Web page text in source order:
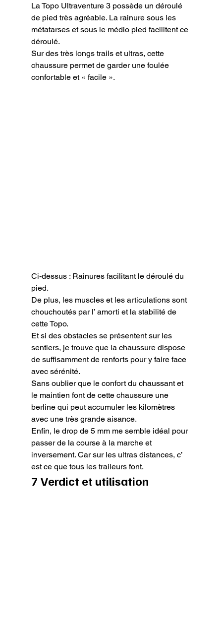
La Topo Ultraventure 3 possède un déroulé
de pied très agréable. La rainure sous les
métatarses et sous le médio pied facilitent ce
déroulé.
Sur des très longs trails et ultras, cette
chaussure permet de garder une foulée
confortable et « facile ».
Ci-dessus : Rainures facilitant le déroulé du
pied.
De plus, les muscles et les articulations sont
chouchoutés par l’ amorti et la stabilité de
cette Topo.
Et si des obstacles se présentent sur les
sentiers, je trouve que la chaussure dispose
de suffisamment de renforts pour y faire face
avec sérénité.
Sans oublier que le confort du chaussant et
le maintien font de cette chaussure une
berline qui peut accumuler les kilomètres
avec une très grande aisance.
Enfin, le drop de 5 mm me semble idéal pour
passer de la course à la marche et
inversement. Car sur les ultras distances, c’
est ce que tous les traileurs font.
7 Verdict et utilisation